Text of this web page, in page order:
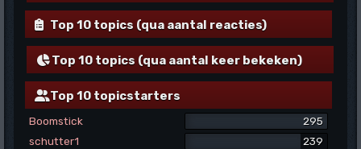
Top 10 topics (qua aantal reacties)
Top 10 topics (qua aantal keer bekeken)
Top 10 topicstarters
Boomstick
295
schutter1
239